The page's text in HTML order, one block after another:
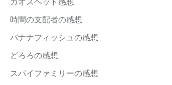
時間の支配者の感想
バナナフィッシュの感想
どろろの感想
スパイファミリーの感想